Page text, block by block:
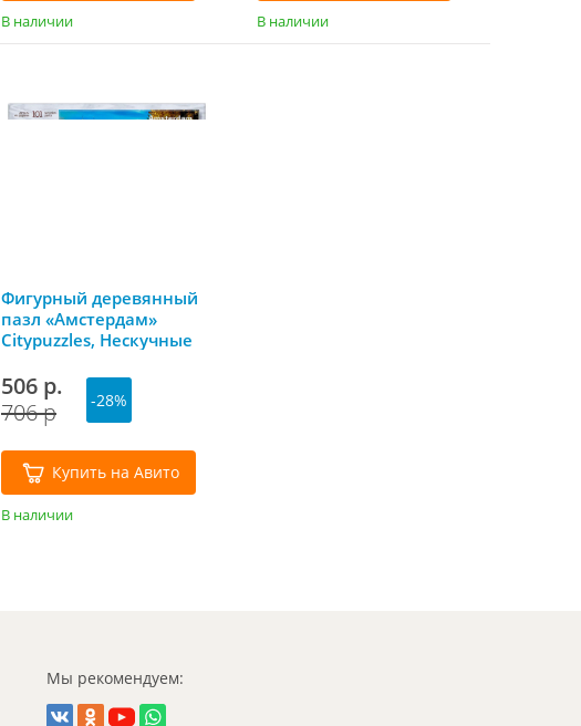
В наличии В наличии
Фигурный деревянный
пазл «Амстердам»
Citypuzzles, Нескучные
506 р.
706 р
-28%
Купить на Авито
В наличии
Мы рекомендуем: